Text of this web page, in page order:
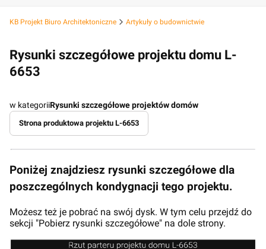
KB Projekt Biuro Architektoniczne Artykuły o budownictwie
Rysunki szczegółowe projektu domu L-
6653
w kategoriiRysunki szczegółowe projektów domów
Strona produktowa projektu L-6653
Poniżej znajdziesz rysunki szczegółowe dla
poszczególnych kondygnacji tego projektu.
Możesz też je pobrać na swój dysk. W tym celu przejdź do
sekcji "Pobierz rysunki szczegółowe" na dole strony.